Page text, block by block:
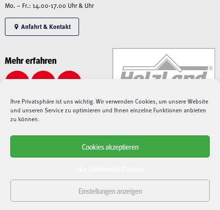
Ihre Privatsphäre ist uns wichtig. Wir verwenden Cookies, um unsere Website
und unseren Service zu optimieren und Ihnen einzelne Funktionen anbieten
zu können.
Cookies akzeptieren
Einstellungen anzeigen
Mo. – Fr.: 14.00-17.00 Uhr & Uhr
Anfahrt & Kontakt
Mehr erfahren
Alle angegebenen Preise sind Gesamtpreise inkl. MwSt., zzgl. Liefer-/Versandkosten.
Verzögerungen bei Lieferungen kommen. Nach der Bestellung fragen wir die
Verfügbarkeit und Lieferdauer bei unseren Lieferanten an und
auf dem Laufenden. Sollten Artikel nicht verfügbar sein oder sich Lieferungen verzögern,